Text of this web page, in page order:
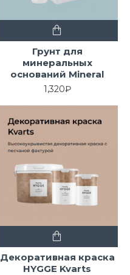
Грунт для
минеральных
оснований Mineral
1,320₽
Декоративная краска
HYGGE Kvarts